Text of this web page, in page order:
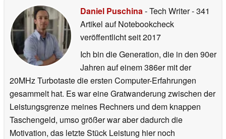
Daniel Puschina- Tech Writer- 341
Artikel auf Notebookcheck
veröffentlichtseit 2017
Ich bin die Generation, die in den 90er
Jahren auf einem 386er mit der
20MHz Turbotaste die ersten Computer-Erfahrungen
gesammelt hat. Es war eine Gratwanderung zwischen der
Leistungsgrenze meines Rechners und dem knappen
Taschengeld, umso größer war aber dadurch die
Motivation, das letzte Stück Leistung hier noch